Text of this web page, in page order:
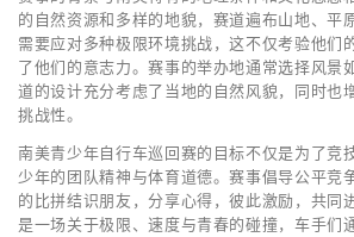
的自然资源和多样的地貌，赛道遍布山地、平
需要应对多种极限环境挑战，这不仅考验他们
了他们的意志力。赛事的举办地通常选择风景
道的设计充分考虑了当地的自然风貌，同时也
挑战性。
南美青少年自行车巡回赛的目标不仅是为了竞
少年的团队精神与体育道德。赛事倡导公平竞
的比拼结识朋友，分享心得，彼此激励，共同
是一场关于极限、速度与青春的碰撞，车手们